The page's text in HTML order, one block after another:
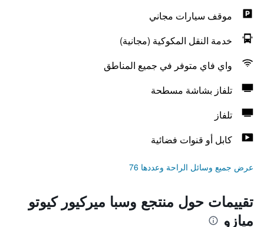
موقف سيارات مجاني
خدمة النقل المكوكية (مجانية)
واي فاي متوفر في جميع المناطق
تلفاز بشاشة مسطحة
تلفاز
كابل أو قنوات فضائية
عرض جميع وسائل الراحة وعددها 76
تقييمات حول منتجع وسبا ميركيور كيوتو
ميازو